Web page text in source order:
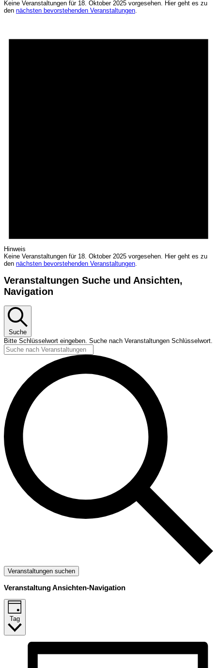
Keine Veranstaltungen für 18. Oktober 2025 vorgesehen. Hier geht es zu
den nächsten bevorstehenden Veranstaltungen.
Hinweis
Keine Veranstaltungen für 18. Oktober 2025 vorgesehen. Hier geht es zu
den nächsten bevorstehenden Veranstaltungen.
Veranstaltungen Suche und Ansichten,
Navigation
Suche
Bitte Schlüsselwort eingeben. Suche nach Veranstaltungen Schlüsselwort.
Veranstaltungen suchen
Veranstaltung Ansichten-Navigation
Tag